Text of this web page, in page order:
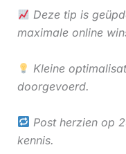
Deze tip is
maximale online
Kleine
doorgevoerd.
Post herzien op
kennis.